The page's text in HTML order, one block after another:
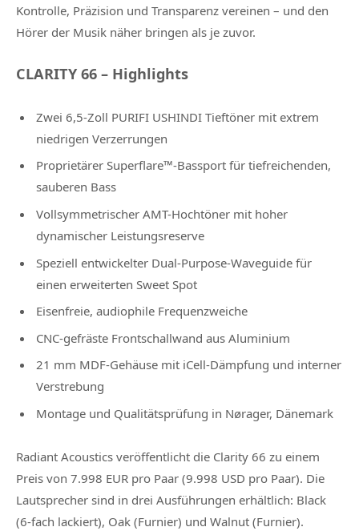
Kontrolle, Präzision und Transparenz vereinen – und den
Hörer der Musik näher bringen als je zuvor.
CLARITY 66 – Highlights
Zwei 6,5-Zoll PURIFI USHINDI Tieftöner mit extrem
niedrigen Verzerrungen
Proprietärer Superflare™-Bassport für tiefreichenden,
sauberen Bass
Vollsymmetrischer AMT-Hochtöner mit hoher
dynamischer Leistungsreserve
Speziell entwickelter Dual-Purpose-Waveguide für
einen erweiterten Sweet Spot
Eisenfreie, audiophile Frequenzweiche
CNC-gefräste Frontschallwand aus Aluminium
21 mm MDF-Gehäuse mit iCell-Dämpfung und interner
Verstrebung
Montage und Qualitätsprüfung in Nørager, Dänemark
Radiant Acoustics veröffentlicht die Clarity 66 zu einem
Preis von 7.998 EUR pro Paar (9.998 USD pro Paar). Die
Lautsprecher sind in drei Ausführungen erhältlich: Black
(6-fach lackiert), Oak (Furnier) und Walnut (Furnier).